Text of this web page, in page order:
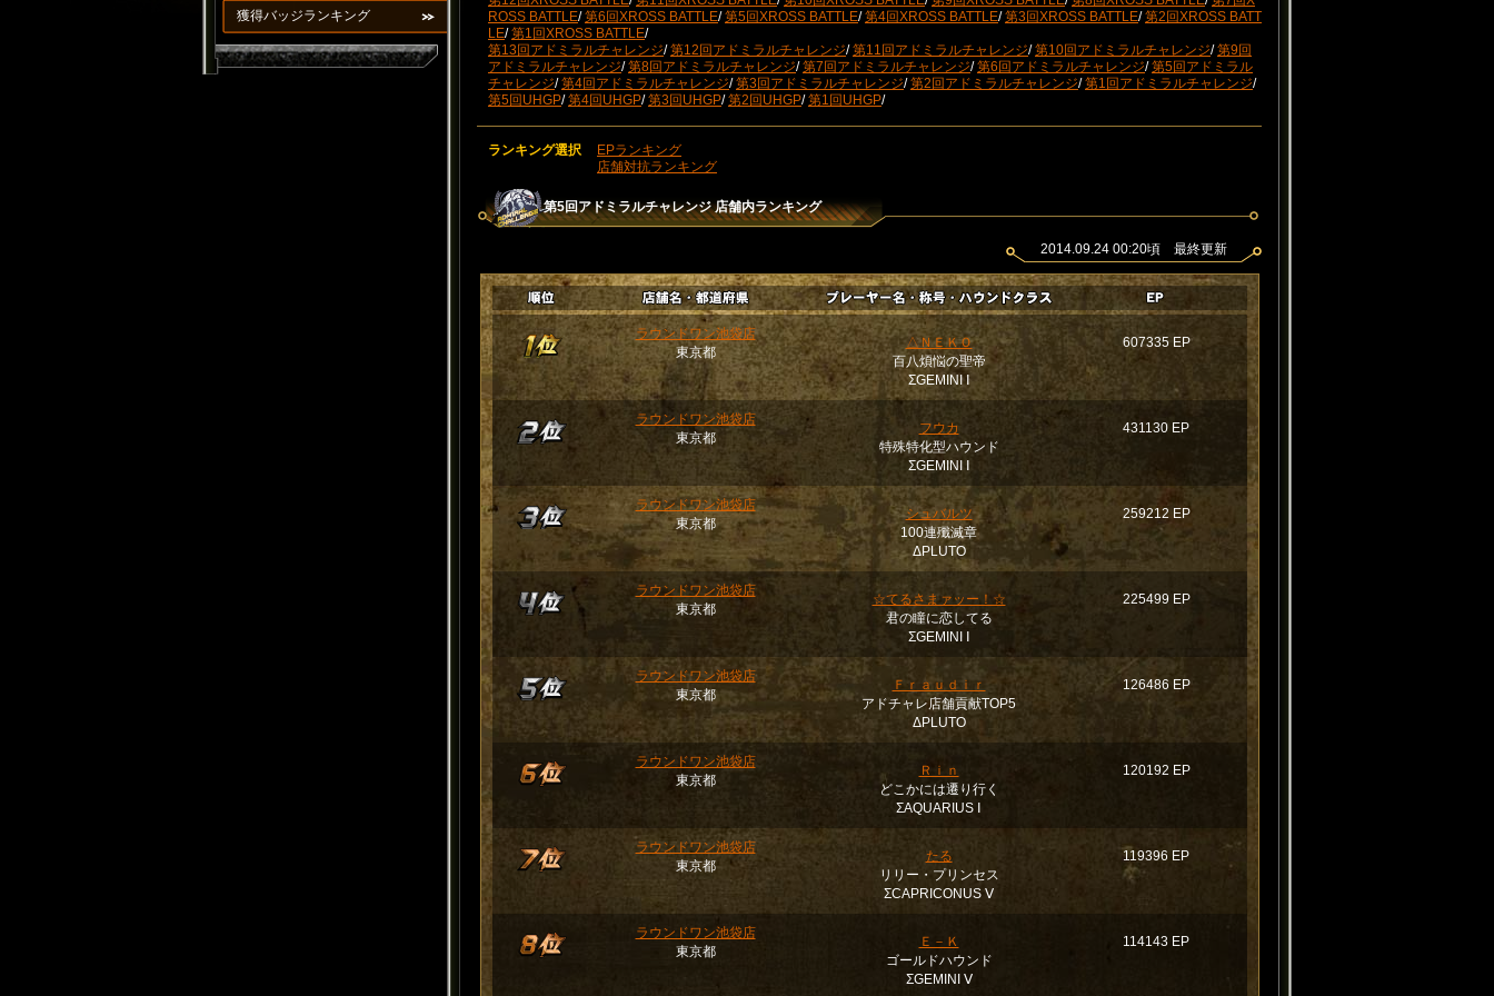
獲得バッジランキング
ROSS BATTLE/第6回XROSS BATTLE/第5回XROSS BATTLE/第4回XROSS BATTLE/第3回XROSS BATTLE/第2回XROSS BATT
LE/第1回XROSS BATTLE/
第13回アドミラルチャレンジ/第12回アドミラルチャレンジ/第11回アドミラルチャレンジ/第10回アドミラルチャレンジ/第9回
アドミラルチャレンジ/第8回アドミラルチャレンジ/第7回アドミラルチャレンジ/第6回アドミラルチャレンジ/第5回アドミラル
チャレンジ/第4回アドミラルチャレンジ/第3回アドミラルチャレンジ/第2回アドミラルチャレンジ/第1回アドミラルチャレンジ/
第5回UHGP/第4回UHGP/第3回UHGP/第2回UHGP/第1回UHGP/
ランキング選択
EPランキング
店舗対抗ランキング
第5回アドミラルチャレンジ店舗内ランキング
2014.09.24 00:20頃 最終更新
ラウンドワン池袋店
東京都
△ＮＥＫＯ
百八煩悩の聖帝
ΣGEMINI Ⅰ
607335 EP
ラウンドワン池袋店
東京都
フウカ
特殊特化型ハウンド
ΣGEMINI Ⅰ
431130 EP
ラウンドワン池袋店
東京都
シュバルツ
100連殲滅章
ΔPLUTO
259212 EP
ラウンドワン池袋店
東京都
☆てるさまァッー！☆
君の瞳に恋してる
ΣGEMINI Ⅰ
225499 EP
ラウンドワン池袋店
東京都
Ｆｒａｕｄｉｒ
アドチャレ店舗貢献TOP5
ΔPLUTO
126486 EP
ラウンドワン池袋店
東京都
Ｒｉｎ
どこかには遷り行く
ΣAQUARIUS Ⅰ
120192 EP
ラウンドワン池袋店
東京都
たる
リリー・プリンセス
ΣCAPRICONUS Ⅴ
119396 EP
ラウンドワン池袋店
東京都
Ｅ－Ｋ
ゴールドハウンド
ΣGEMINI Ⅴ
114143 EP